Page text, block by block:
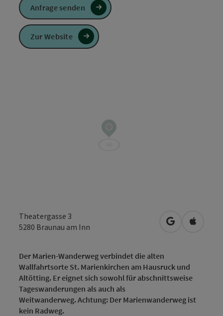
Theatergasse 3
5280 Braunau am Inn in Google
in
Der Marien-Wanderweg verbindet die alten
Wallfahrtsorte St. Marienkirchen am Hausruck und
Altötting. Er eignet sich sowohl für abschnittsweise
Tageswanderungen als auch als
Weitwanderweg.Achtung: Der Marienwanderweg ist
kein Radweg.
Anfrage senden
Zur Website